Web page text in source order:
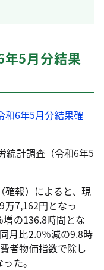
5月分結果
和6年5月分結果確
統計調査（令和6年5
報）によると、現
万7,162円となっ
の136.8時間とな
月比2.0％減の9.8時
者物価指数で除し
た。